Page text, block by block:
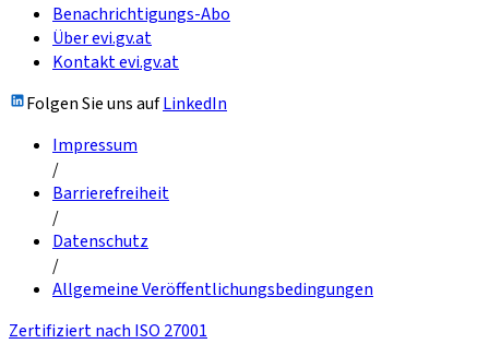
Benachrichtigungs-Abo
Über evi.gv.at
Kontakt evi.gv.at
Folgen Sie uns aufLinkedIn
Impressum
/
Barrierefreiheit
/
Datenschutz
/
Allgemeine Veröffentlichungsbedingungen
Zertifiziert nach ISO 27001